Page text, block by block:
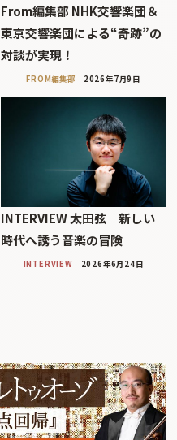
From編集部 NHK交響楽団＆
東京交響楽団による“奇跡”の
対談が実現！
FROM編集部 2026年7月9日
INTERVIEW 太田弦 新しい
時代へ誘う音楽の冒険
INTERVIEW 2026年6月24日